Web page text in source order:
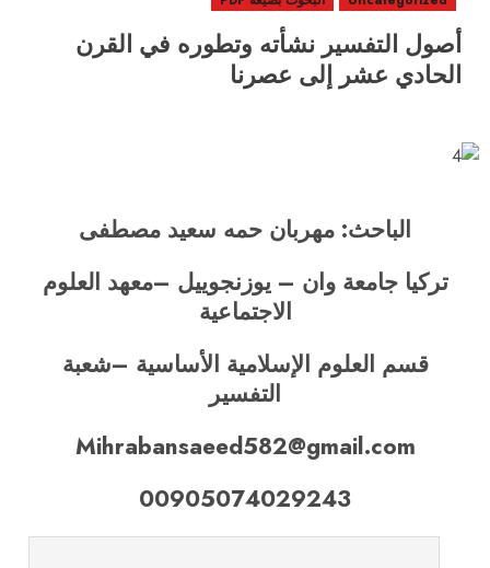
أصول التفسير نشأته وتطوره في القرن
الحادي عشر إلى عصرنا
الباحث: مهربان حمه سعيد مصطفى
تركيا جامعة وان –يوزنجوييل –معهد العلوم
الاجتماعية
قسم العلوم الإسلامية الأساسية –شعبة
التفسير
Mihrabansaeed582@gmail.com
00905074029243